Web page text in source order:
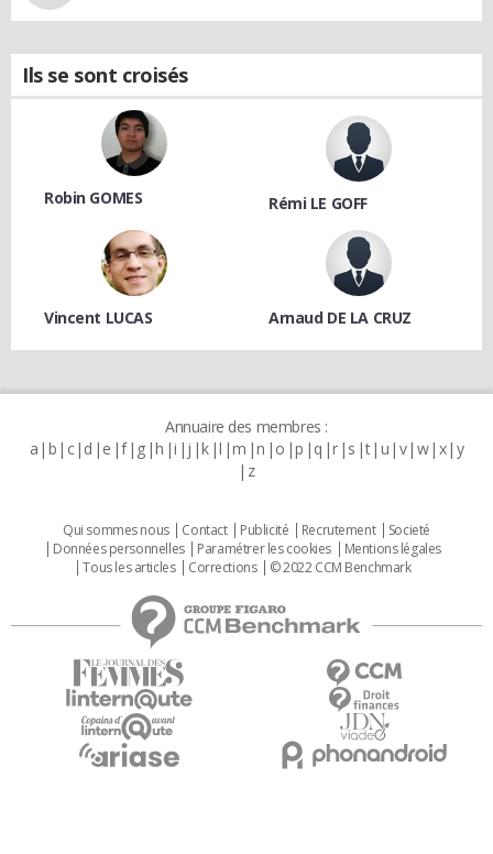
Ils se sont croisés
Robin GOMES Rémi LE GOFF
Vincent LUCAS Arnaud DE LA CRUZ
Annuaire des membres :
a b c d e f g h i j k l m n o p q r s t u v w x y
z
Qui sommes nous Contact Publicité Recrutement
Societé
Données personnelles
Paramétrer les cookies
Mentions légales
Tous les articles
Corrections © 2022 CCM Benchmark